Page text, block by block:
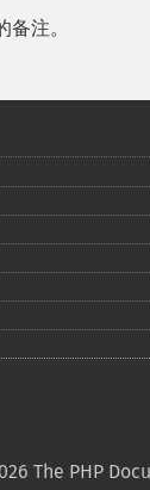
注。
The PHP